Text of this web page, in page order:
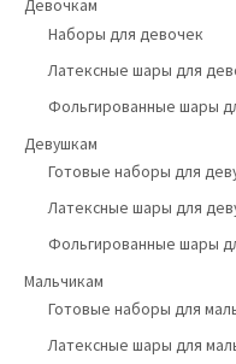
Девочкам
Наборы для девочек
Латексные шары для
Фольгированные шары
Девушкам
Готовые наборы для
Латексные шары для
Фольгированные шары
Мальчикам
Готовые наборы для
Латексные шары для